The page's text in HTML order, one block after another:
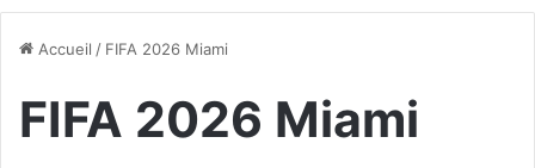
Accueil / FIFA 2026 Miami
FIFA 2026 Miami